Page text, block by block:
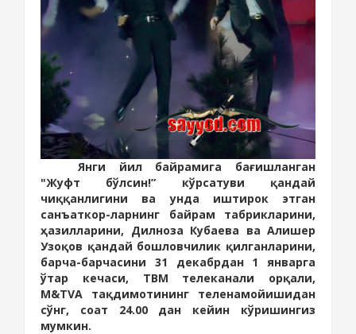
Янги йил байрамига бағишланган
"Жуфт бўлсин!” кўрсатуви қандай
чиққанлигини ва унда иштирок этган
санъаткор-ларнинг байрам табрикларини,
ҳазилларини, Дилноза Кубаева ва Алишер
Узоқов қандай бошловчилик қилганларини,
барча-барчасини 31 декабрдан 1 январга
ўтар кечаси, ТВМ телеканали орқали,
M&TVA тақдимотининг теленамойишидан
сўнг, соат 24.00 дан кейин кўришингиз
мумкин.